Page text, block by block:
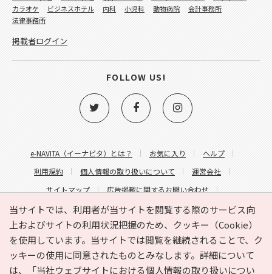
当サイトでは、利用者が当サイトを閲覧する際のサービス向
上およびサイトの利用状況把握のため、クッキー（Cookie）
を使用しています。当サイトでは閲覧を継続されることで、ク
ッキーの使用に同意されたものとみなします。詳細について
は、
「当社ウェブサイトにおける個人情報の取り扱いについ
e-NAVITA（イーナビタ）とは？ お気に入り
ヘルプ
利用規約
個人情報の取り扱いについて
運営会社
サイトマップ
広告掲載に関するお問い合わせ
サイトの内容に関するお問い合わせ
カラオケ
ビジネスホテル 内科 小児科 動物病院
会計事務所
法律事務所
掲載者ログイン
FOLLOW US!